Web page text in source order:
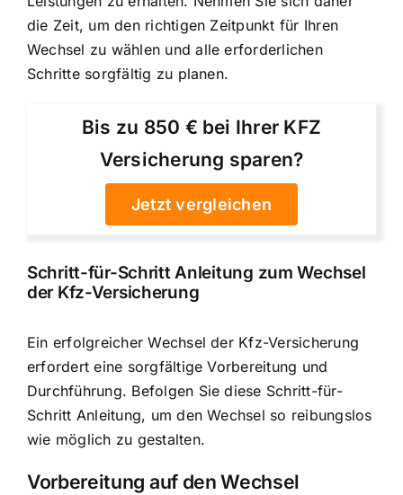
die Zeit, um den richtigen Zeitpunkt für Ihren
Wechsel zu wählen und alle erforderlichen
Schritte sorgfältig zu planen.
Bis zu 850 € bei Ihrer KFZ
Versicherung sparen?
Jetzt vergleichen
Schritt-für-Schritt Anleitung zum Wechsel
der Kfz-Versicherung
Ein erfolgreicher Wechsel der Kfz-Versicherung
erfordert eine sorgfältige Vorbereitung und
Durchführung. Befolgen Sie diese Schritt-für-
Schritt Anleitung, um den Wechsel so reibungslos
wie möglich zu gestalten.
Vorbereitung auf den Wechsel